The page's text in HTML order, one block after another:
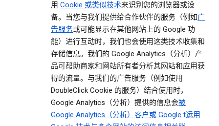
用 Cookie 或类似技术来识别您的浏览器或设
备。当您与我们提供给合作伙伴的服务（例如广
告服务或可能显示在其他网站上的 Google 功
能）进行互动时，我们也会使用这类技术收集和
存储信息。我们的 Google Analytics（分析）产
品可帮助商家和网站所有者分析其网站和应用获
得的流量。与我们的广告服务（例如使用
DoubleClick Cookie 的服务）结合使用时，
Google Analytics（分析）提供的信息会被
Google Analytics（分析）客户或 Google t运用